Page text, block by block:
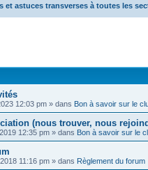
et astuces transverses à toutes les
12:03 pm » dans Bon à savoir sur le
(nous trouver, nous
12:35 pm » dans Bon à savoir sur le
11:16 pm » dans Règlement du forum